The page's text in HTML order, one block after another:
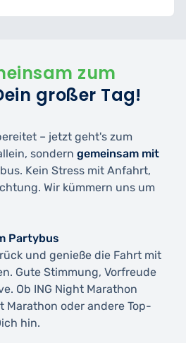
zum
großer Tag!
– jetzt geht's zum
sondern gemeinsam mit
Kein Stress mit Anfahrt,
Wir kümmern uns um
Partybus
und genieße die Fahrt mit
Gute Stimmung, Vorfreude
Ob ING Night Marathon
Marathon oder andere Top-
hin.